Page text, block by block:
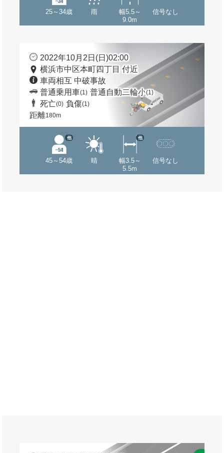
25～34歳 雨
幅5.5～
9.0m
信号なし
2022年10月2日(日)02:00
横浜市中区本町四丁目 付近
車両相互 中破事故
普通乗用車(1) 普通自動二輪小(1)
死亡(0) 負傷(1)
距離180m
45～54歳
他
晴
幅3.5～
5.5m
他
信号なし